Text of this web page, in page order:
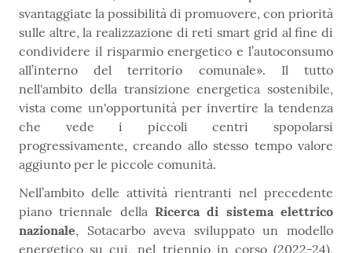
svantaggiate la possibilità di promuovere, con priorità
sulle altre, la realizzazione di reti smart grid al fine di
condividere il risparmio energetico e l’autoconsumo
all’interno del territorio comunale». Il tutto
nell'ambito della transizione energetica sostenibile,
vista come un'opportunità per invertire la tendenza
che vede i piccoli centri spopolarsi
progressivamente, creando allo stesso tempo valore
aggiunto per le piccole comunità.
Nell’ambito delle attività rientranti nel precedente
piano triennale della Ricerca di sistema elettrico
nazionale, Sotacarbo aveva sviluppato un modello
energetico su cui, nel triennio in corso (2022-24),